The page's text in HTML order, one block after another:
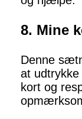
8. Mine
Denne
at
kort og